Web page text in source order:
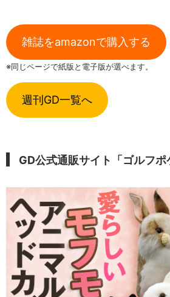
雑誌をamazonで購入する
※同じページで紙版と電子版が選べます。
週刊GD一覧へ
GD公式通販サイト「ゴルフ